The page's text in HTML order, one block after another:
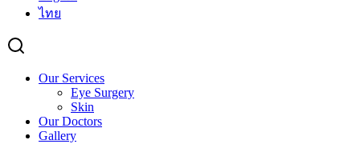
ไทย
Our Services
Eye Surgery
Skin
Our Doctors
Gallery